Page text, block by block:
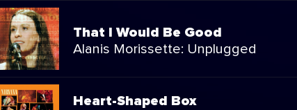
That I Would Be Good
Alanis Morissette: Unplugged
Heart-Shaped Box